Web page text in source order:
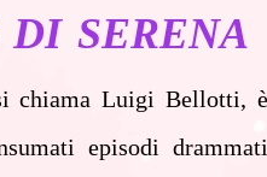
DI SERENA
chiama Luigi Bellotti,
episodi